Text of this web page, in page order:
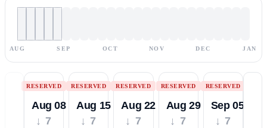
AUG SEP OCT NOV DEC JAN
RESERVED
Aug 08
↓ 7
RESERVED
Aug 15
↓ 7
RESERVED
Aug 22
↓ 7
RESERVED
Aug 29
↓ 7
RESERVED
Sep 05
↓ 7